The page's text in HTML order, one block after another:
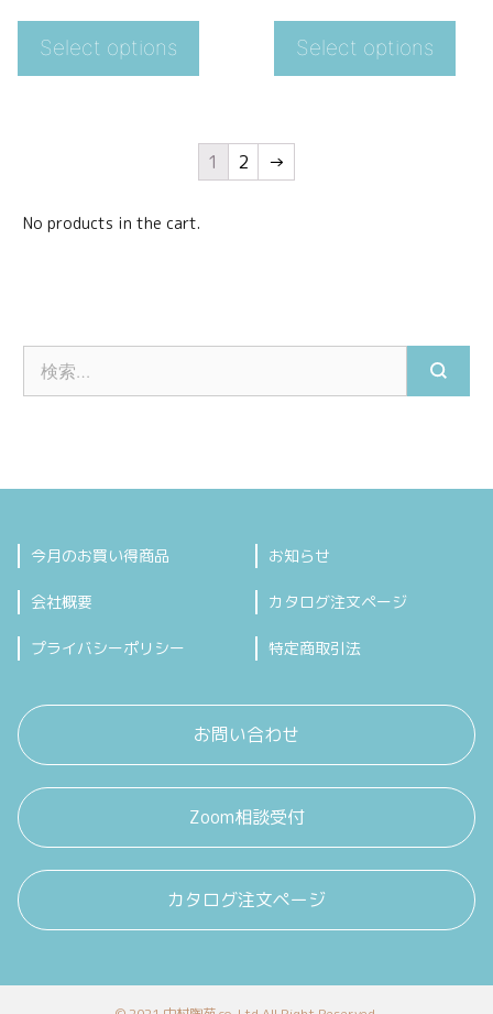
Select options Select options
1 2 →
No products in the cart.
索
今月のお買い得商品 お知らせ
会社概要 カタログ注文ページ
プライバシーポリシー 特定商取引法
お問い合わせ
Zoom相談受付
カタログ注文ページ